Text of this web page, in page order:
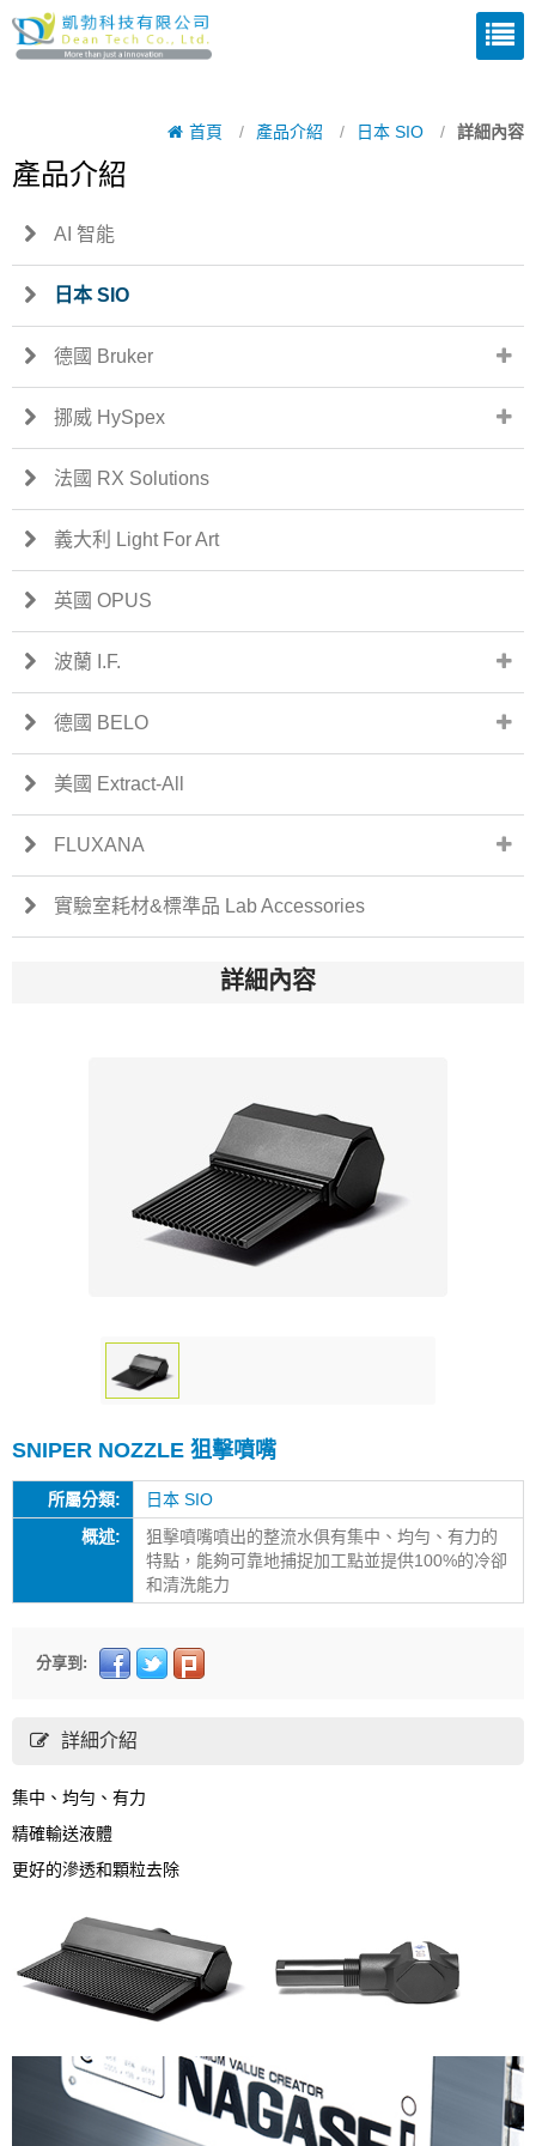
首頁 / 產品介紹 / 日本 SIO / 詳細內容
產品介紹
AI 智能
日本 SIO
德國 Bruker
挪威 HySpex
法國 RX Solutions
義大利 Light For Art
英國 OPUS
波蘭 I.F.
德國 BELO
美國 Extract-All
FLUXANA
實驗室耗材&標準品 Lab Accessories
詳細內容
SNIPER NOZZLE 狙擊噴嘴
所屬分類:
日本 SIO
概述:
狙擊噴嘴噴出的整流水俱有集中、均勻、有力的
特點，能夠可靠地捕捉加工點並提供100%的冷卻
和清洗能力
分享到:
詳細介紹
集中、均勻、有力
精確輸送液體
更好的滲透和顆粒去除